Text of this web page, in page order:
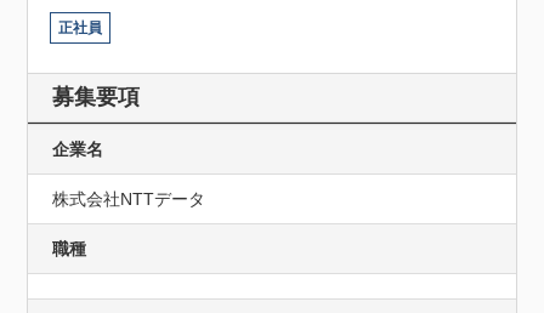
正社員
募集要項
企業名
株式会社NTTデータ
職種